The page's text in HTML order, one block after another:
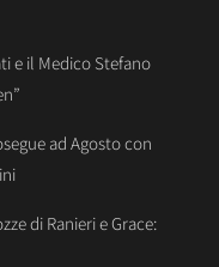
e il Medico Stefano
ad Agosto con
di Ranieri e Grace: